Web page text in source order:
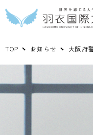
TOP お知らせ 大阪府警